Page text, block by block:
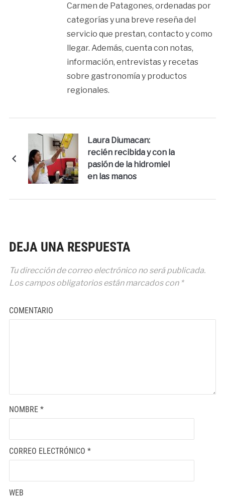
Carmen de Patagones, ordenadas por
categorías y una breve reseña del
servicio que prestan, contacto y como
llegar. Además, cuenta con notas,
información, entrevistas y recetas
sobre gastronomía y productos
regionales.
Laura Diumacan:
recién recibida y con la
pasión de la hidromiel
en las manos
DEJA UNA RESPUESTA
Tu dirección de correo electrónico no será publicada.
Los campos obligatorios están marcados con *
COMENTARIO
NOMBRE *
CORREO ELECTRÓNICO *
WEB